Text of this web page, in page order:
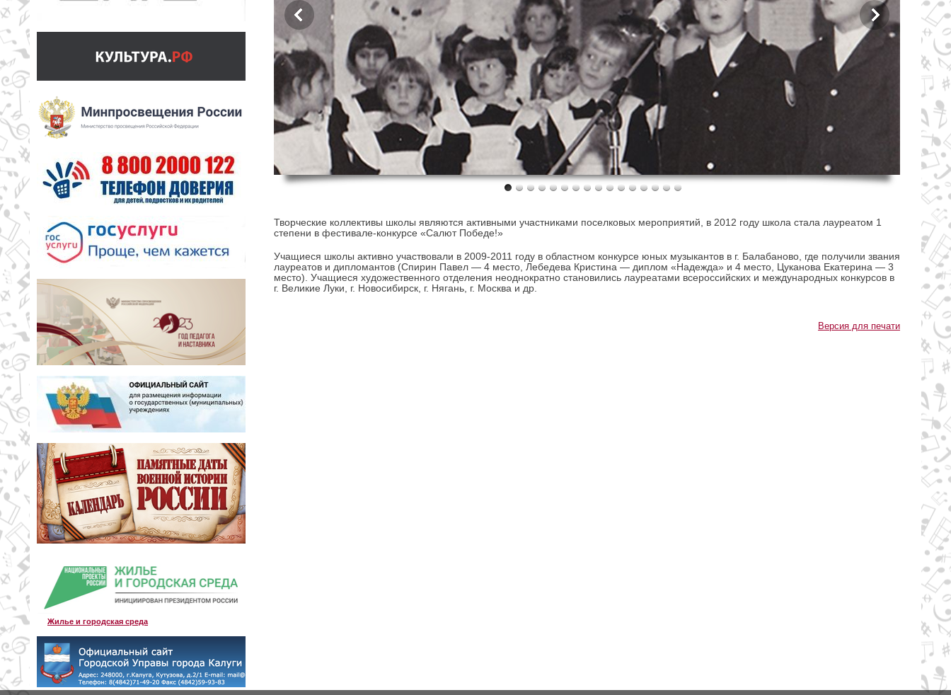
Жилье и городская среда
Творческие коллективы школы являются активными участниками поселковых мероприятий, в 2012 году школа стала лауреатом 1
степени в фестивале-конкурсе «Салют Победе!»
Учащиеся школы активно участвовали в 2009-2011 году в областном конкурсе юных музыкантов в г. Балабаново, где получили звания
лауреатов и дипломантов (Спирин Павел — 4 место, Лебедева Кристина — диплом «Надежда» и 4 место, Цуканова Екатерина — 3
место). Учащиеся художественного отделения неоднократно становились лауреатами всероссийских и международных конкурсов в
г. Великие Луки, г. Новосибирск, г. Нягань, г. Москва и др.
Версия для печати